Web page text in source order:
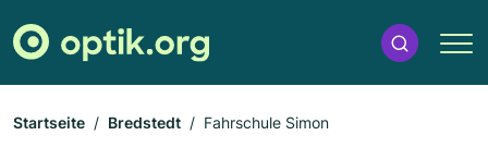
Startseite Bredstedt Fahrschule Simon